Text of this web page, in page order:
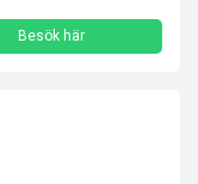
Besök här